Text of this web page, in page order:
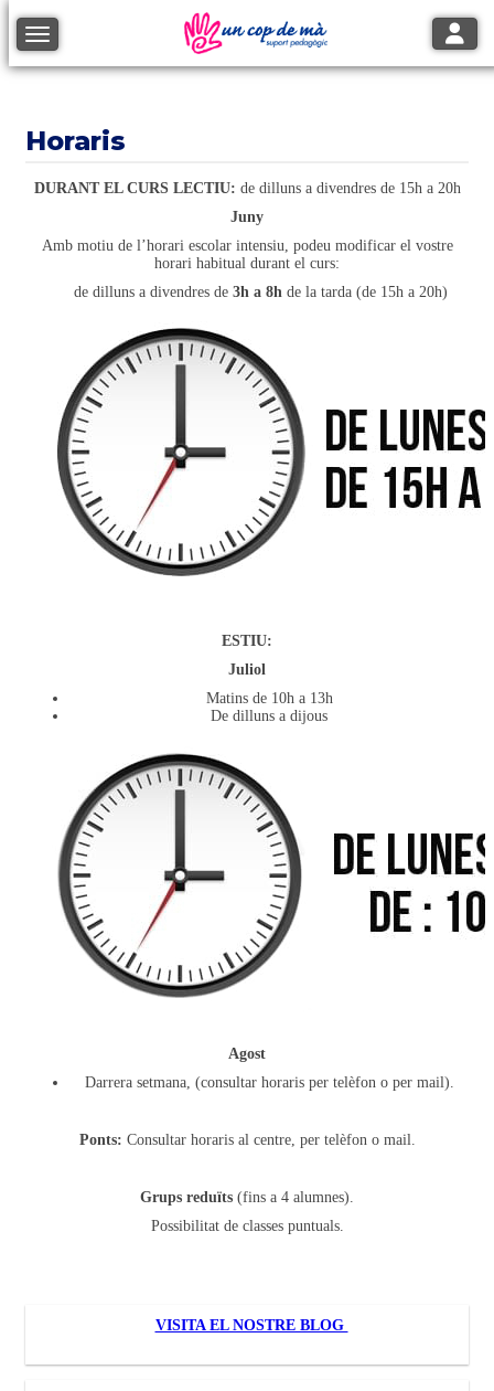
Toggle navigation
Horaris
DURANT EL CURS LECTIU: de dilluns a divendres de 15h a 20h
Juny
Amb motiu de l’horari escolar intensiu, podeu modificar el vostre
horari habitual durant el curs:
de dilluns a divendres de 3h a 8hde la tarda (de 15h a 20h)
ESTIU:
Juliol
Matins de 10h a 13h
De dilluns a dijous
Agost
Darrera setmana, (consultar horaris per telèfon o per mail).
Ponts: Consultar horaris al centre, per telèfon o mail.
Grups reduïts (fins a 4 alumnes).
Possibilitat de classes puntuals.
VISITA EL NOSTRE BLOG